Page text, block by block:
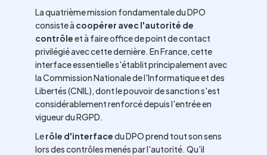
La quatrième mission fondamentale du DPO
consiste à coopérer avec l'autorité de
contrôleet à faire office de point de contact
privilégié avec cette dernière. En France, cette
interface essentielle s'établit principalement avec
la Commission Nationale de l'Informatique et des
Libertés (CNIL), dont le pouvoir de sanction s'est
considérablement renforcé depuis l'entrée en
vigueur du RGPD.
Lerôle d'interfacedu DPO prend tout son sens
lors des contrôles menés par l'autorité. Qu'il